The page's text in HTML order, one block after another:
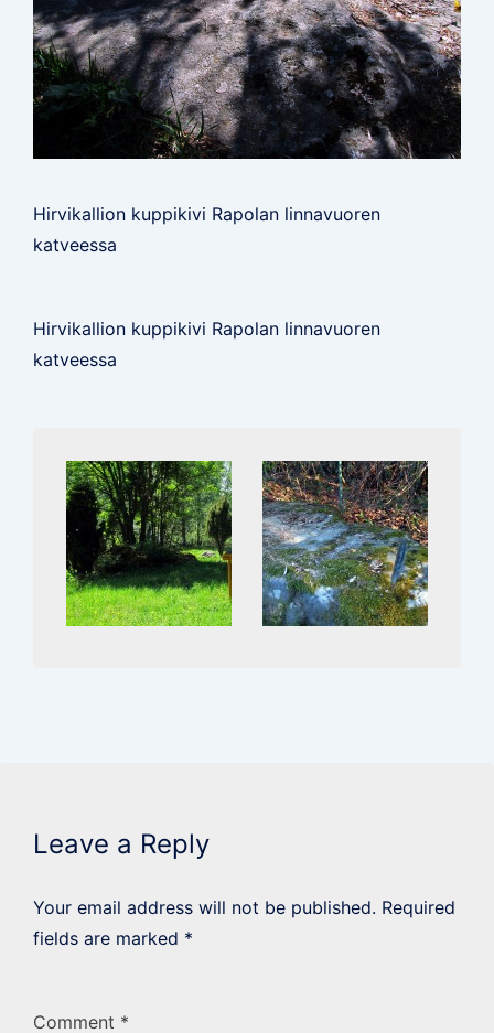
Hirvikallion kuppikivi Rapolan linnavuoren
katveessa
Hirvikallion kuppikivi Rapolan linnavuoren
katveessa
Leave a Reply
Your email address will not be published. Required
fields are marked *
Comment *